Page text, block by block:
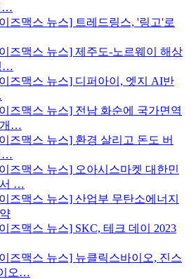
…
즈맥스 뉴스] 트레드링스, '링고'로
즈맥스 뉴스] 제주도-노르웨이 해상
…
즈맥스 뉴스] 디퍼아이, 엣지 AI반
즈맥스 뉴스] 전남 화순에 국가면역
개…
즈맥스 뉴스] 환경 살리고 돈도 버
…
즈맥스 뉴스] 오아시스마켓 대한민
서 …
즈맥스 뉴스] 산업부 무탄소에너지
즈맥스 뉴스] SKC, 테크 데이 2023
즈맥스 뉴스] 뉴클릭스바이오, 진스
오…